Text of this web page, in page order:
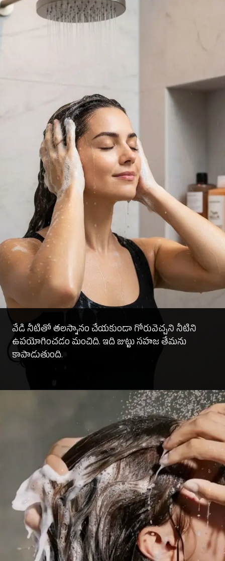
వేడి నీటితో తలస్నానం చేయకుండా గోరువెచ్చని నీటిని
ఉపయోగించడం మంచిది. ఇది జుట్టు సహజ తేమను
కాపాడుతుంది.